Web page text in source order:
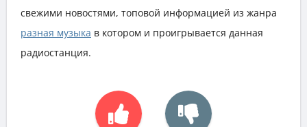
свежими новостями, топовой информацией из жанра
разная музыка в котором и проигрывается данная
радиостанция.